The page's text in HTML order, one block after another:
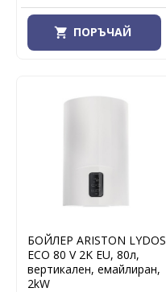
ПОРЪЧАЙ
БОЙЛЕР ARISTON LYDOS
ECO 80 V 2K EU, 80л,
вертикален, емайлиран,
2kW